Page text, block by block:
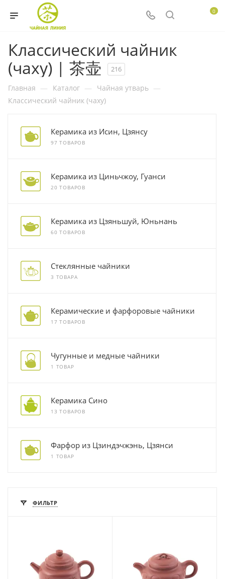
0
Классический чайник
(чаху) | 茶壶
216
Главная — Каталог — Чайная утварь —
Классический чайник (чаху)
Керамика из Исин, Цзянсу
97 ТОВАРОВ
Керамика из Циньчжоу, Гуанси
20 ТОВАРОВ
Керамика из Цзяньшуй, Юньнань
60 ТОВАРОВ
Стеклянные чайники
3 ТОВАРА
Керамические и фарфоровые чайники
17 ТОВАРОВ
Чугунные и медные чайники
1 ТОВАР
Керамика Сино
13 ТОВАРОВ
Фарфор из Цзиндэчжэнь, Цзянси
1 ТОВАР
ФИЛЬТР